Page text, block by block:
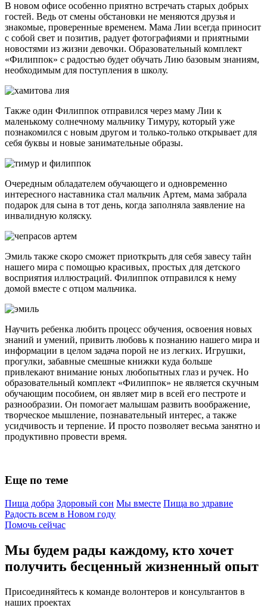
В новом офисе особенно приятно встречать старых добрых
гостей. Ведь от смены обстановки не меняются друзья и
знакомые, проверенные временем. Мама Лии всегда приносит
с собой свет и позитив, радует фотографиями и приятными
новостями из жизни девочки. Образовательный комплект
«Филиппок» с радостью будет обучать Лию базовым знаниям,
необходимым для поступления в школу.
Также один Филиппок отправился через маму Лии к
маленькому солнечному мальчику Тимуру, который уже
познакомился с новым другом и только-только открывает для
себя буквы и новые занимательные образы.
Очередным обладателем обучающего и одновременно
интересного наставника стал мальчик Артем, мама забрала
подарок для сына в тот день, когда заполняла заявление на
инвалидную коляску.
Эмиль также скоро сможет приоткрыть для себя завесу тайн
нашего мира с помощью красивых, простых для детского
восприятия иллюстраций. Филиппок отправился к нему
домой вместе с отцом мальчика.
Научить ребенка любить процесс обучения, освоения новых
знаний и умений, привить любовь к познанию нашего мира и
информации в целом задача порой не из легких. Игрушки,
прогулки, забавные смешные книжки куда больше
привлекают внимание юных любопытных глаз и ручек. Но
образовательный комплект «Филиппок» не является скучным
обучающим пособием, он являет мир в всей его пестроте и
разнообразии. Он помогает малышам развить воображение,
творческое мышление, познавательный интерес, а также
усидчивость и терпение. И просто позволяет весьма занятно и
продуктивно провести время.
Еще по теме
Пища добра Здоровый сон Мы вместе Пища во здравие
Радость всем в Новом году
Помочь сейчас
Мы будем рады каждому, кто хочет
получить бесценный жизненный опыт
Присоединяйтесь к команде волонтеров и консультантов в
наших проектах